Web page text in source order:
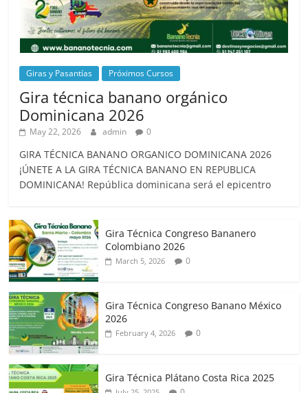
Giras y Pasantías Próximos Cursos
Gira técnica banano orgánico
Dominicana 2026
May 22, 2026 admin 0
GIRA TÉCNICA BANANO ORGANICO DOMINICANA 2026
¡ÚNETE A LA GIRA TÉCNICA BANANO EN REPUBLICA
DOMINICANA! República dominicana será el epicentro
Gira Técnica Congreso Bananero
Colombiano 2026
March 5, 2026 0
Gira Técnica Congreso Banano México
2026
February 4, 2026 0
Gira Técnica Plátano Costa Rica 2025